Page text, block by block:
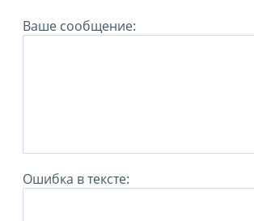
Ваше сообщение:
Ошибка в тексте: